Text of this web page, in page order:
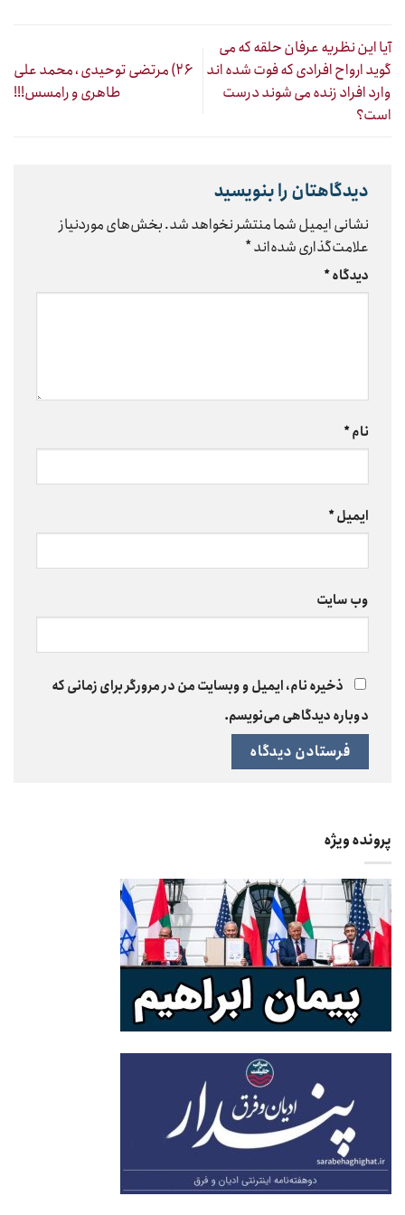
آیا این نظریه عرفان حلقه که می
گوید ارواح افرادی که فوت شده اند
وارد افراد زنده می شوند درست
است؟
۲۶) مرتضی توحیدی ، محمد علی
طاهری و رامسس!!!
دیدگاهتان را بنویسید
نشانی ایمیل شما منتشر نخواهد شد.بخش‌های موردنیاز
علامت‌گذاری شده‌اند*
دیدگاه*
نام*
ایمیل*
وب‌ سایت
ذخیره نام، ایمیل و وبسایت من در مرورگر برای زمانی که
دوباره دیدگاهی می‌نویسم.
پرونده ویژه